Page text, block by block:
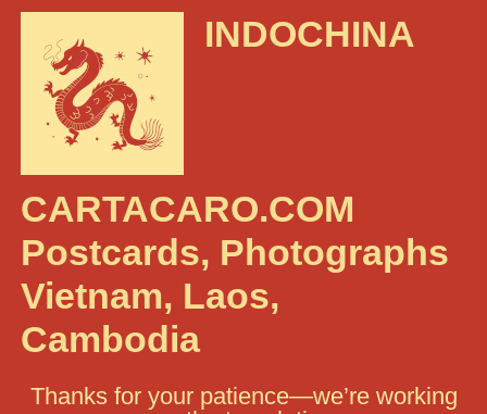
INDOCHINA
CARTACARO.COM
Postcards, Photographs
Vietnam, Laos,
Cambodia
Thanks for your patience—we’re working